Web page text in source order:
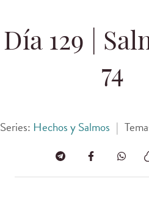
Día 129 |
74
Series: Hechos y Salmos |